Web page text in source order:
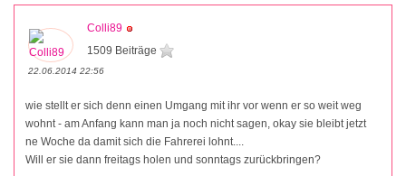
Colli89
1509 Beiträge
22.06.2014 22:56
wie stellt er sich denn einen Umgang mit ihr vor wenn er so weit weg
wohnt - am Anfang kann man ja noch nicht sagen, okay sie bleibt jetzt
ne Woche da damit sich die Fahrerei lohnt....
Will er sie dann freitags holen und sonntags zurückbringen?